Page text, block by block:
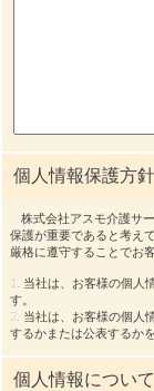
個人情報保護方針
株式会社アスモ介護サ
保護が重要であると考え
厳格に遵守することでお
1. 当社は、お客様の個人
す。
2. 当社は、お客様の個人
するかまたは公表するか
・お客様からのお問い合
個人情報について